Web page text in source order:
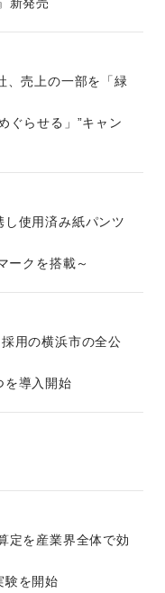
、売上の一部を「緑
ぐらせる」”キャン
使用済み紙パンツ
ークを搭載～
用の横浜市の全公
を導入開始
定を産業界全体で効
験を開始